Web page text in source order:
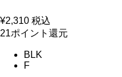
¥2,310 税込
21ポイント還元
BLK
F